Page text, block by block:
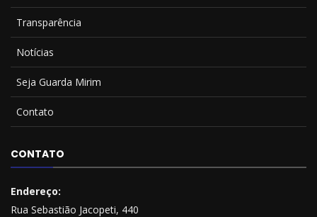
Transparência
Notícias
Seja Guarda Mirim
Contato
CONTATO
Endereço:
Rua Sebastião Jacopeti, 440